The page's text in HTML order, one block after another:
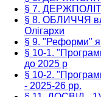
§ 7.
§ 8. ОБЛИЧЧЯ
Олігархи
§ 9. "Реформи"
§ 10-1.
до 2025 р
§ 10-2.
- 2025-26 рр.